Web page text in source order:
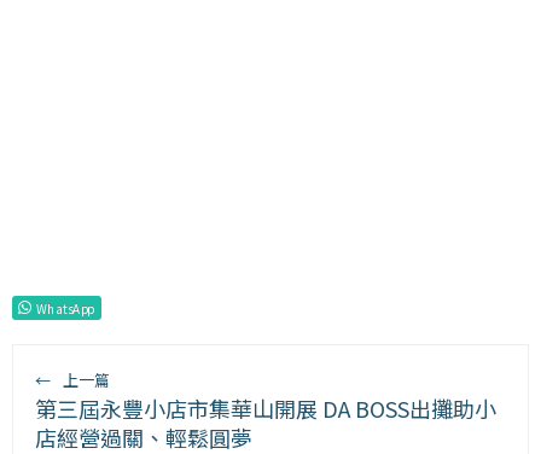
WhatsApp
← 上一篇
第三屆永豐小店市集華山開展 DA BOSS出攤助小
店經營過關、輕鬆圓夢